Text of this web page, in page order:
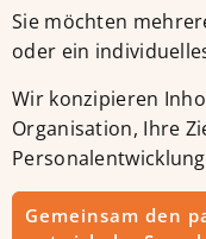
Sie möchten
oder ein
Wir konzipieren
Organisation, Ihre
Gemeinsam den